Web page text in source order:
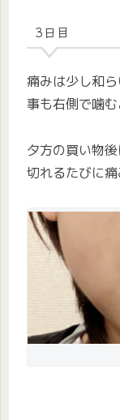
3日目
痛みは少し和
事も右側で噛む
夕方の買い物
切れるたびに痛